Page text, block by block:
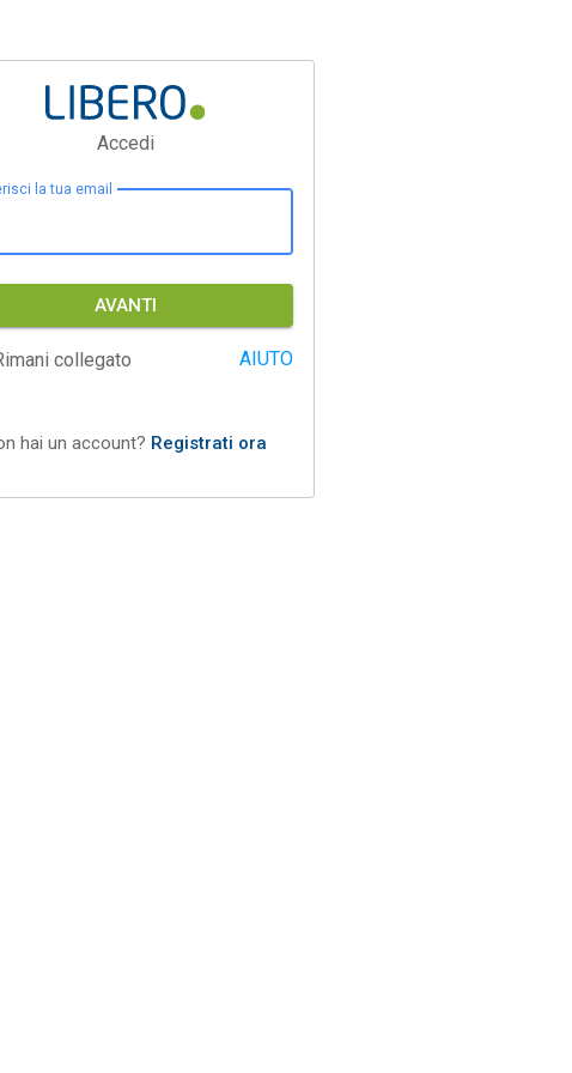
Accedi
la tua email
AVANTI
collegato AIUTO
hai un account? Registrati ora